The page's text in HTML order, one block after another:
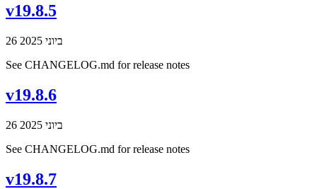
v19.8.5
26 ביוני 2025
See CHANGELOG.md for release notes
v19.8.6
26 ביוני 2025
See CHANGELOG.md for release notes
v19.8.7